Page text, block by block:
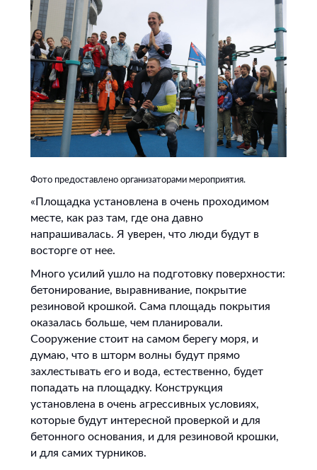
Фото предоставлено организаторами мероприятия.
«Площадка установлена в очень проходимом
месте, как раз там, где она давно
напрашивалась. Я уверен, что люди будут в
восторге от нее.
Много усилий ушло на подготовку поверхности:
бетонирование, выравнивание, покрытие
резиновой крошкой. Сама площадь покрытия
оказалась больше, чем планировали.
Сооружение стоит на самом берегу моря, и
думаю, что в шторм волны будут прямо
захлестывать его и вода, естественно, будет
попадать на площадку. Конструкция
установлена в очень агрессивных условиях,
которые будут интересной проверкой и для
бетонного основания, и для резиновой крошки,
и для самих турников.